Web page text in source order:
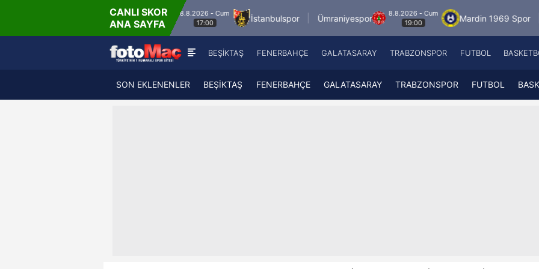
CANLI SKOR
ANA SAYFA
8.8.2026 - Cum
17:00
İstanbulspor Ümraniyespor
8.8.2026 - Cum
19:00
Mardin 1969 Spor Özbelsan
Fenerbahçe
Galatasaray
A
BEŞİKTAŞ FENERBAHÇE GALATASARAY TRABZONSPOR FUTBOL
SON EKLENENLER BEŞİKTAŞ FENERBAHÇE GALATASARAY TRABZONSPOR FUTBOL